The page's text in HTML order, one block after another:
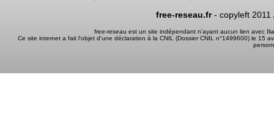
free-reseau.fr- copyleft 2011
free-reseau est un site indépendant n'ayant aucun lien avec
Ce site internet a fait l'objet d'une déclaration à la CNIL (Dossier CNIL n°1499600) le 15